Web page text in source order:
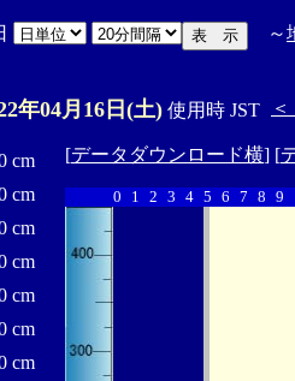
～
年04月16日(土) 使用時 JST ＜
cm
cm
cm
cm
cm
cm
cm
[データダウンロード横] [
0 1 2 3 4 5 6 7 8 9